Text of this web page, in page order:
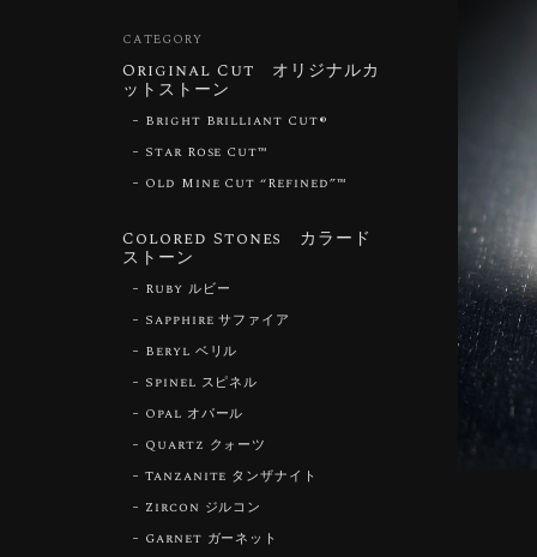
CATEGORY
Original Cut オリジナルカ
ットストーン
Bright Brilliant Cut®︎
Star Rose Cut™︎
Old Mine Cut “Refined”™︎
Colored Stones カラード
ストーン
Ruby ルビー
Sapphire サファイア
Beryl ベリル
Spinel スピネル
Opal オパール
Quartz クォーツ
Tanzanite タンザナイト
Zircon ジルコン
Garnet ガーネット